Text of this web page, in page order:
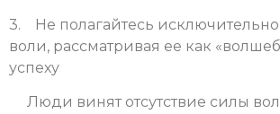
3. Не полагайтесь
воли, рассматривая ее как
успеху
Люди винят отсутствие силы